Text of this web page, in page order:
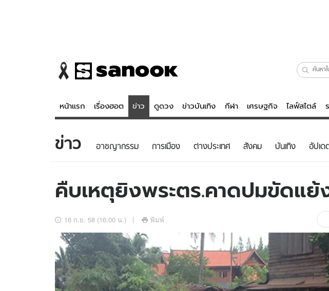
หน้าแรก เรื่องฮอต ข่าว ดูดวง ข่าวบันเทิง กีฬา เศรษฐกิจ ไลฟ์สไตล์
ข่าว
ข่าวบันเทิง
อัปเดตจีน
เช็กข่าวชัวร์
ดูดวง - ตรวจหวย
สถิติหวยไทย
ไลฟ์
วัยรุ่น
รถยนต์
สุขภาพ
เที่ยว-
ข่าว อาชญากรรม การเมือง ต่างประเทศ สังคม บันเทิง อัปเด
คืบเหตุยิงพระตร.คาดปมขัดแ
16 ก.ย. 58 (16:00 น.) พิมพ์